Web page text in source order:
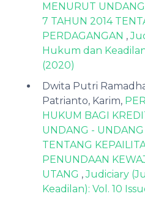
MENURUT
7 TAHUN 2014
PERDAGANGAN ,
Hukum dan
(2020)
Dwita Putri
Patrianto, Karim,
HUKUM BAGI
UNDANG -
TENTANG
PENUNDAAN
UTANG ,Judiciary
Keadilan): Vol. 10